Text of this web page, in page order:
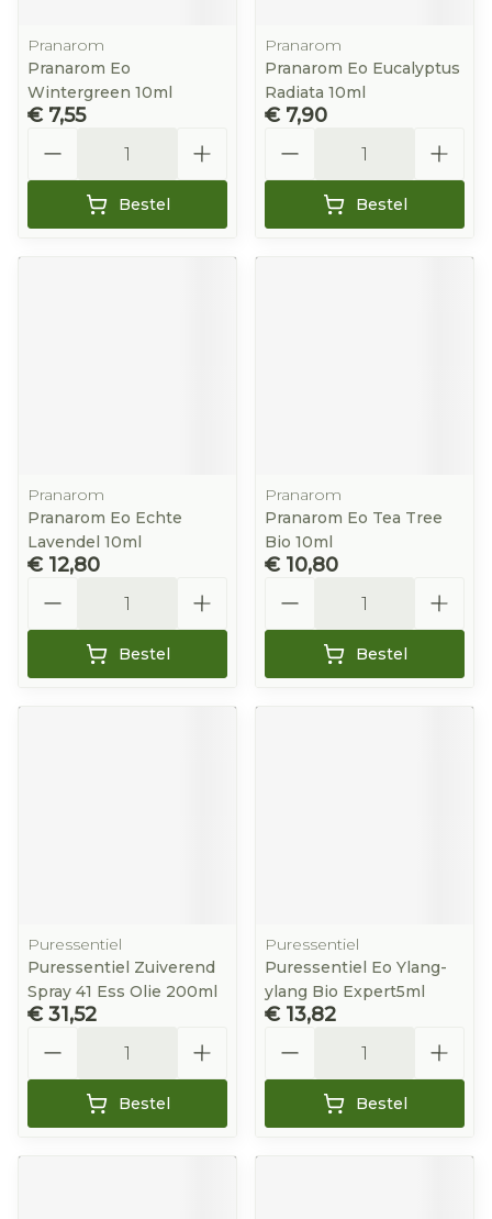
Pranarom
Pranarom Eo
Wintergreen 10ml
€ 7,55
Bestel
Pranarom
Pranarom Eo Eucalyptus
Radiata 10ml
€ 7,90
Bestel
Pranarom
Pranarom Eo Echte
Lavendel 10ml
€ 12,80
Bestel
Pranarom
Pranarom Eo Tea Tree
Bio 10ml
€ 10,80
Bestel
Puressentiel
Puressentiel Zuiverend
Spray 41 Ess Olie 200ml
€ 31,52
Bestel
Puressentiel
Puressentiel Eo Ylang-
ylang Bio Expert5ml
€ 13,82
Bestel